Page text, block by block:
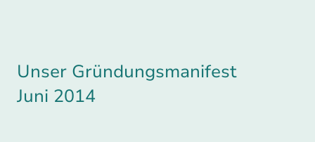
Unser Gründungsmanifest
Juni 2014